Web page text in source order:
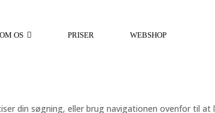
OM OS PRISER WEBSHOP
din søgning, eller brug navigationen ovenfor til at